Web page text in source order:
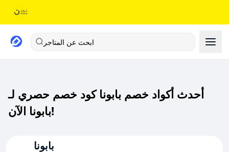
ابحث عن المتاجر
أحدث أكواد خصم بابونا كود خصم حصري لـ
بابونا الآن!
بابونا